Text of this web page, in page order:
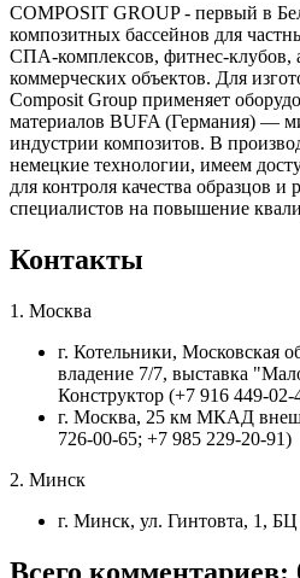
COMPOSIT GROUP - первый в
композитных бассейнов для
СПА-комплексов, фитнес-клубов,
коммерческих объектов. Для
Composit Group применяет
материалов BUFA (Германия) —
индустрии композитов. В
немецкие технологии, имеем
для контроля качества образцов и
специалистов на повышение
Контакты
1. Москва
г. Котельники, Московская
владение 7/7, выставка
Конструктор (+7 916 449-02-
г. Москва, 25 км МКАД
726-00-65; +7 985 229-20-91)
2. Минск
г. Минск, ул. Гинтовта, 1,
Всего комментариев: